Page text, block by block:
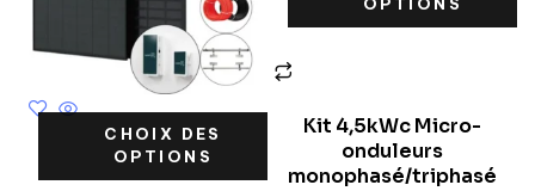
CHOIX DES
OPTIONS
OPTIONS
Kit 4,5kWc Micro-
onduleurs
monophasé/triphasé